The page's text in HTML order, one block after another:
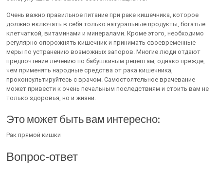
Очень важно правильное питание при раке кишечника, которое
должно включать в себя только натуральные продукты, богатые
клетчаткой, витаминами и минералами. Кроме этого, необходимо
регулярно опорожнять кишечник и принимать своевременные
меры по устранению возможных запоров. Многие люди отдают
предпочтение лечению по бабушкиным рецептам, однако прежде,
чем применять народные средства от рака кишечника,
проконсультируйтесь с врачом. Самостоятельное врачевание
может привести к очень печальным последствиям и стоить вам не
только здоровья, но и жизни.
Это может быть вам интересно:
Рак прямой кишки
Вопрос-ответ